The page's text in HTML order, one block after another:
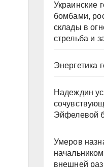
Украинские
бомбами,
склады в
стрельба и
Энергетика
Надеждин
Эйфелевой
Умеров
внешней